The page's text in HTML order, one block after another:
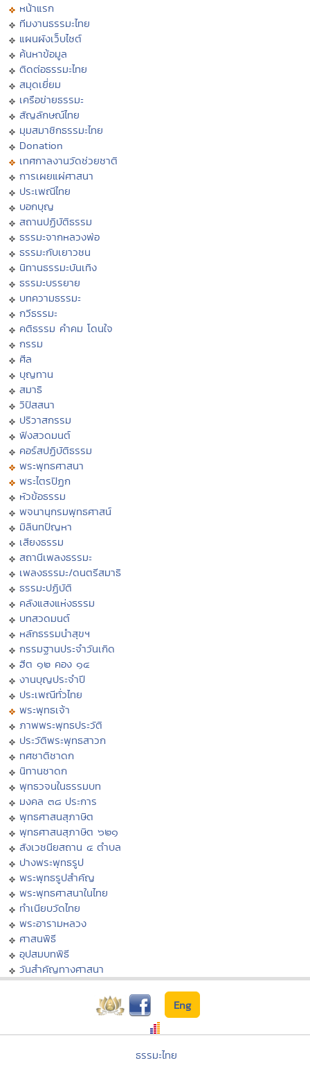
หน้าแรก
ทีมงานธรรมะไทย
แผนผังเว็บไซต์
ค้นหาข้อมูล
ติดต่อธรรมะไทย
สมุดเยี่ยม
เครือข่ายธรรมะ
สัญลักษณ์ไทย
มุมสมาชิกธรรมะไทย
Donation
เทศกาลงานวัดช่วยชาติ
การเผยแผ่ศาสนา
ประเพณีไทย
บอกบุญ
สถานปฏิบัติธรรม
ธรรมะจากหลวงพ่อ
ธรรมะกับเยาวชน
นิทานธรรมะบันเทิง
ธรรมะบรรยาย
บทความธรรมะ
กวีธรรมะ
คติธรรม คำคม โดนใจ
กรรม
ศีล
บุญทาน
สมาธิ
วิปัสสนา
ปริวาสกรรม
ฟังสวดมนต์
คอร์สปฏิบัติธรรม
พระพุทธศาสนา
พระไตรปิฏก
หัวข้อธรรม
พจนานุกรมพุทธศาสน์
มิลินทปัญหา
เสียงธรรม
สถานีเพลงธรรมะ
เพลงธรรมะ/ดนตรีสมาธิ
ธรรมะปฏิบัติ
คลังแสงแห่งธรรม
บทสวดมนต์
หลักธรรมนำสุขฯ
กรรมฐานประจำวันเกิด
ฮีต ๑๒ คอง ๑๔
งานบุญประจำปี
ประเพณีทั่วไทย
พระพุทธเจ้า
ภาพพระพุทธประวัติ
ประวัติพระพุทธสาวก
ทศชาติชาดก
นิทานชาดก
พุทธวจนในธรรมบท
มงคล ๓๘ ประการ
พุทธศาสนสุภาษิต
พุทธศาสนสุภาษิต ๖๒๑
สังเวชนียสถาน ๔ ตำบล
ปางพระพุทธรูป
พระพุทธรูปสำคัญ
พระพุทธศาสนาในไทย
ทำเนียบวัดไทย
พระอารามหลวง
ศาสนพิธี
อุปสมบทพิธี
วันสำคัญทางศาสนา
Eng
ธรรมะไทย